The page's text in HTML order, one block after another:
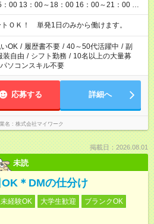
00 13：00～18：00 16：00～21：00 ＜
・10：00～19：00 ・13：00～22：00 ・
ど！是非ご希望をお聞かせください！
トＯＫ！ 単発1日のみから働けます。
OK / 履歴書不要 / 40～50代活躍中 / 副
装自由 / シフト勤務 / 10名以上の大量募
パソコンスキル不要
応募する 詳細へ
名 株式会社マイワーク
掲載日：2026.08.01
未読
＊DMの仕分け
経験OK 大学生歓迎
ブランクOK